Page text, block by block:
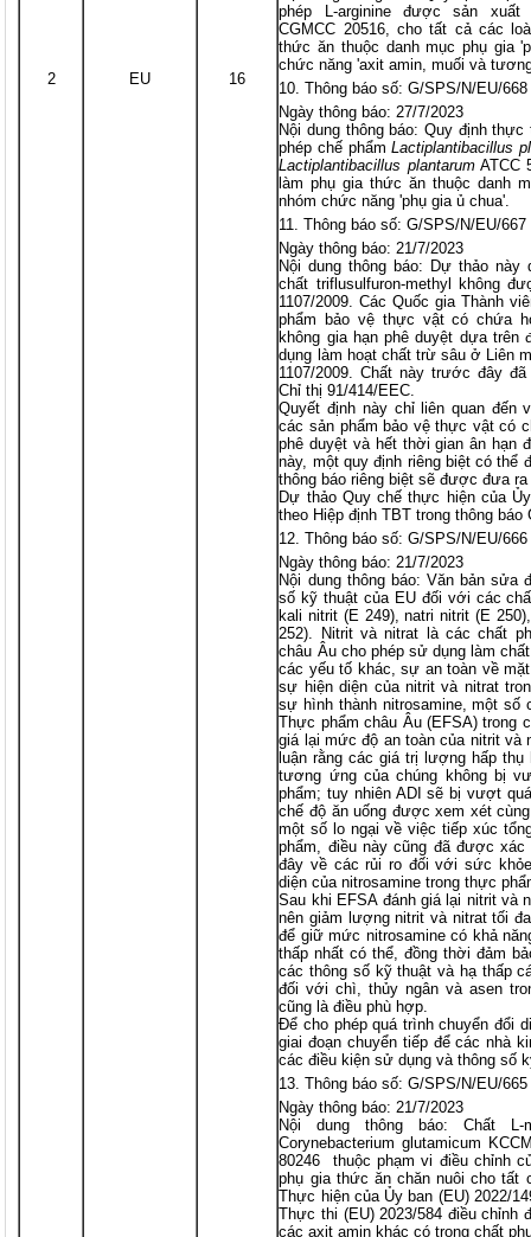
2 EU 16
phép L-arginine được sản
CGMCC 20516, cho tất cả các
thức ăn thuộc danh mục phụ gia
chức năng 'axit amin, muối và
Thông báo số: G/SPS/N/EU/668
Ngày thông báo: 27/7/2023
Nội dung thông báo: Quy định
phép chế phẩmLactiplantibacillus
Lactiplantibacillus plantarumATCC
làm phụ gia thức ăn thuộc danh
nhóm chức năng 'phụ gia ủ chua'.
Thông báo số: G/SPS/N/EU/667
Ngày thông báo: 21/7/2023
Nội dung thông báo: Dự thảo
chất triflusulfuron-methyl không
1107/2009. Các Quốc gia Thành
phẩm bảo vệ thực vật có chứa
không gia hạn phê duyệt dựa
dụng làm hoạt chất trừ sâu ở Liên
1107/2009. Chất này trước đây
Chỉ thị 91/414/EEC.
Quyết định này chỉ liên quan
các sản phẩm bảo vệ thực vật có
phê duyệt và hết thời gian ân hạn
này, một quy định riêng biệt có
thông báo riêng biệt sẽ được đưa
Dự thảo Quy chế thực hiện của
theo Hiệp định TBT trong thông báo
Thông báo số: G/SPS/N/EU/666
Ngày thông báo: 21/7/2023
Nội dung thông báo: Văn bản sửa
số kỹ thuật của EU đối với các
kali nitrit (E 249), natri nitrit (E
252). Nitrit và nitrat là các chất
châu Âu cho phép sử dụng làm
các yếu tố khác, sự an toàn về
sự hiện diện của nitrit và nitrat
sự hình thành nitrosamine, một số
Thực phẩm châu Âu (EFSA) trong
giá lại mức độ an toàn của nitrit và
luận rằng các giá trị lượng hấp
tương ứng của chúng không bị
phẩm; tuy nhiên ADI sẽ bị vượt
chế độ ăn uống được xem xét
một số lo ngại về việc tiếp xúc
phẩm, điều này cũng đã được
đây về các rủi ro đối với sức
diện của nitrosamine trong thực
Sau khi EFSA đánh giá lại nitrit và
nên giảm lượng nitrit và nitrat tối
để giữ mức nitrosamine có khả
thấp nhất có thể, đồng thời đảm
các thông số kỹ thuật và hạ thấp
đối với chì, thủy ngân và asen
cũng là điều phù hợp.
Để cho phép quá trình chuyển đổi
giai đoạn chuyển tiếp để các nhà
các điều kiện sử dụng và thông số
Thông báo số: G/SPS/N/EU/665
Ngày thông báo: 21/7/2023
Nội dung thông báo: Chất
Corynebacterium glutamicum
80246 thuộc phạm vi điều chỉnh
phụ gia thức ăn chăn nuôi cho tất
Thực hiện của Ủy ban (EU) 2022/
Thực thi (EU) 2023/584 điều chỉnh
các axit amin khác có trong chất